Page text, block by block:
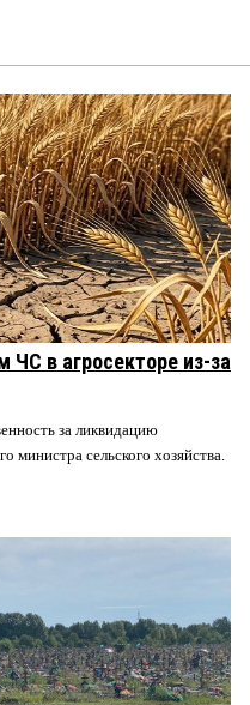
ЧС в агросекторе из-за
за ликвидацию
министра сельского хозяйства.